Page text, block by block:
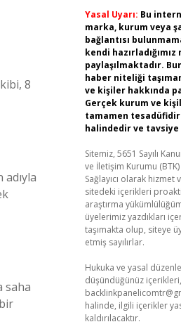
8
saha
Yasal Uyarı: Bu
marka, kurum veya
bağlantısı
kendi
paylaşılmaktadır.
haber niteliği
ve kişiler hakkında
Gerçek kurum ve
tamamen
halindedir ve
Sitemiz, 5651 Sayılı
ve İletişim Kurumu
Sağlayıcı olarak
sitedeki içerikleri
araştırma
üyelerimiz yazdıkları
taşımakta olup, siteye
etmiş sayılırlar.
Hukuka ve yasal
düşündüğünüz içerikleri,
halinde, ilgili içerikler
kaldırılacaktır.